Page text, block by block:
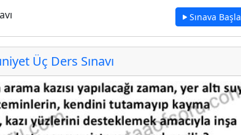
Sınava Başla
Üç Ders Sınavı